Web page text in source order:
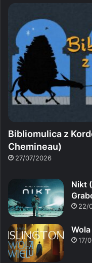
Bibliomulica z
Chemineau)
27/07/2026
Nikt
22/
17/